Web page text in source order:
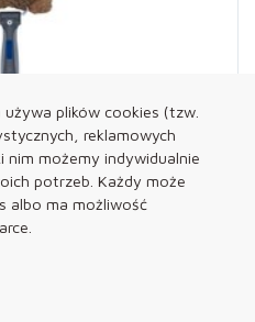
plików cookies (tzw.
reklamowych
nim możemy indywidualnie
potrzeb. Każdy może
albo ma możliwość
(włosie miękkie)